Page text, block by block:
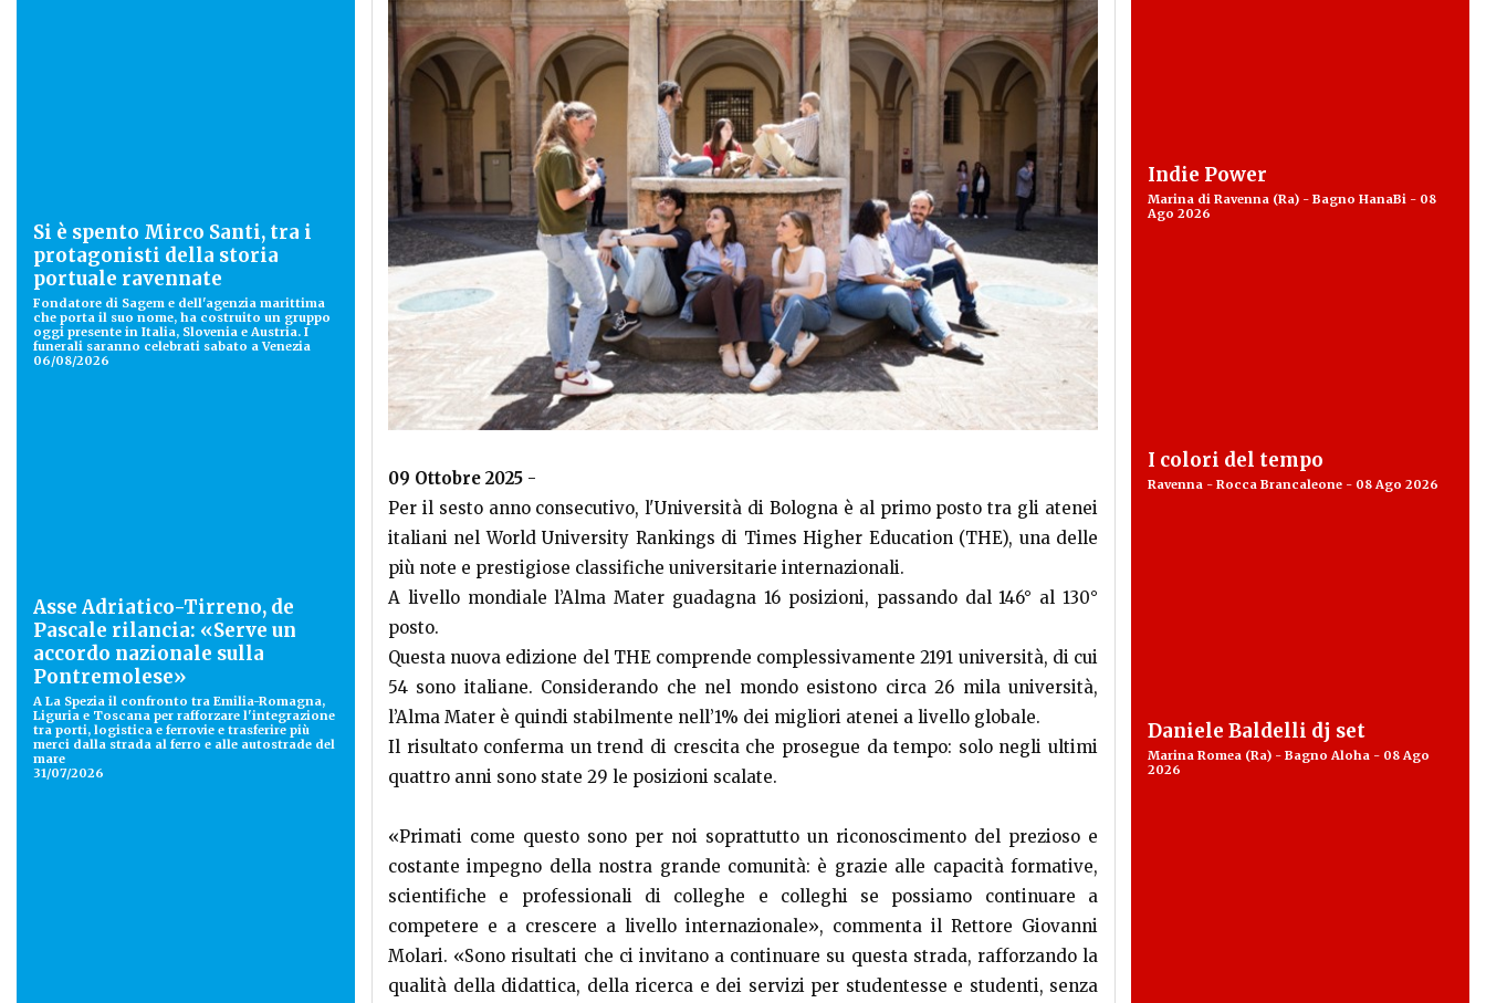
Si è spento Mirco Santi, tra i
protagonisti della storia
portuale ravennate
Fondatore di Sagem e dell'agenzia marittima
che porta il suo nome, ha costruito un gruppo
oggi presente in Italia, Slovenia e Austria. I
funerali saranno celebrati sabato a Venezia
06/08/2026
Asse Adriatico-Tirreno, de
Pascale rilancia: «Serve un
accordo nazionale sulla
Pontremolese»
A La Spezia il confronto tra Emilia-Romagna,
Liguria e Toscana per rafforzare l'integrazione
tra porti, logistica e ferrovie e trasferire più
merci dalla strada al ferro e alle autostrade del
mare
31/07/2026
09 Ottobre 2025 -
Per il sesto anno consecutivo, l'Università di Bologna è al primo posto tra gli atenei
italiani nel World University Rankings di Times Higher Education (THE), una delle
più note e prestigiose classifiche universitarie internazionali.
A livello mondiale l’Alma Mater guadagna 16 posizioni, passando dal 146° al 130°
posto.
Questa nuova edizione del THE comprende complessivamente 2191 università, di cui
54 sono italiane. Considerando che nel mondo esistono circa 26 mila università,
l’Alma Mater è quindi stabilmente nell’1% dei migliori atenei a livello globale.
Il risultato conferma un trend di crescita che prosegue da tempo: solo negli ultimi
quattro anni sono state 29 le posizioni scalate.
«Primati come questo sono per noi soprattutto un riconoscimento del prezioso e
costante impegno della nostra grande comunità: è grazie alle capacità formative,
scientifiche e professionali di colleghe e colleghi se possiamo continuare a
competere e a crescere a livello internazionale», commenta il Rettore Giovanni
Molari. «Sono risultati che ci invitano a continuare su questa strada, rafforzando la
qualità della didattica, della ricerca e dei servizi per studentesse e studenti, senza
Indie Power
Marina di Ravenna (Ra) - Bagno HanaBi - 08
Ago 2026
I colori del tempo
Ravenna - Rocca Brancaleone - 08 Ago 2026
Daniele Baldelli dj set
Marina Romea (Ra) - Bagno Aloha - 08 Ago
2026